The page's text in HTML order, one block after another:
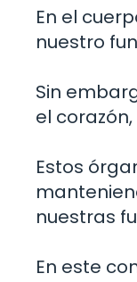
En el
nuestro
Sin
el
Estos
nuestras
En este